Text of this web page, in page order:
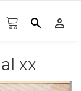
search person_outline
xx